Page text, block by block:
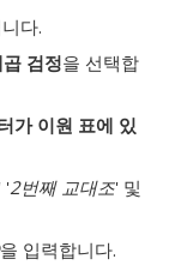
다.
검정을 선택합
가 이원 표에 있
' '2번째 교대조' 및
을 입력합니다.